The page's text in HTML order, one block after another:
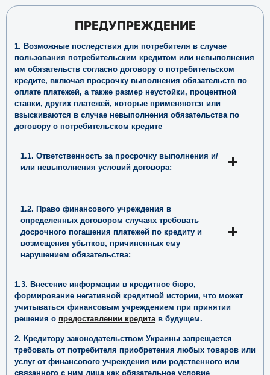
* Кредитование с оплатой платежа один раз в месяц временно
ПРЕДУПРЕЖДЕНИЕ
1. Возможные последствия для потребителя в случае
пользования потребительским кредитом или невыполнения
им обязательств согласно договору о потребительском
кредите, включая просрочку выполнения обязательств по
оплате платежей, а также размер неустойки, процентной
ставки, других платежей, которые применяются или
договору о потребительском кредите
1.2. Право финансового учреждения в
определенных договором случаях требовать
досрочного погашения платежей по кредиту и
нарушением обязательства:
1.3. Внесение информации в кредитное бюро,
формирование негативной кредитной истории, что может
учитываться финансовым учреждением при принятии
решения опредоставлении кредитав будущем.
2. Кредитору законодательством Украины запрещается